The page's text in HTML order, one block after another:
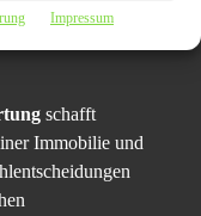
Impressum
schafft
Immobilie und